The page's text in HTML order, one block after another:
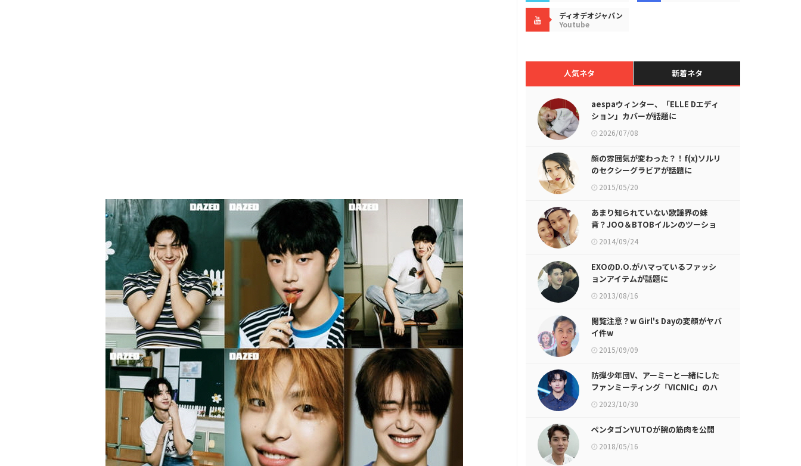
ディオデオジャパン
Youtube
人気ネタ 新着ネタ
aespaウィンター、「ELLE Dエディ
ション」カバーが話題に
2026/07/08
顔の雰囲気が変わった？！f(x)ソルリ
のセクシーグラビアが話題に
2015/05/20
あまり知られていない歌謡界の妹
背？JOO＆BTOBイルンのツーショ
ットが話題に
2014/09/24
EXOのD.O.がハマっているファッシ
ョンアイテムが話題に
2013/08/16
閲覧注意？w Girl's Dayの変顔がヤバ
イ件w
2015/09/09
防弾少年団V、アーミーと一緒にした
ファンミーティング「VICNIC」のハ
イライト映像公開！
2023/10/30
ペンタゴンYUTOが腕の筋肉を公開
2018/05/16